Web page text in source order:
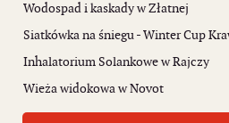
Wodospad i kaskady w Złatnej
Siatkówka na śniegu - Winter Cup
Inhalatorium Solankowe w Rajczy
Wieża widokowa w Novot